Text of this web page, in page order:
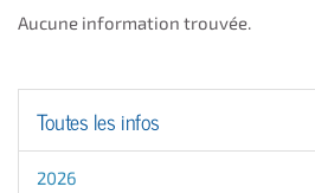
Aucune information trouvée.
Toutes les infos
2026